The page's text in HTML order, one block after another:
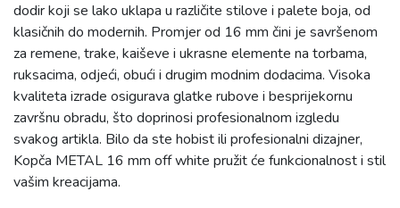
dodir koji se lako uklapa u različite stilove i palete boja, od
klasičnih do modernih. Promjer od 16 mm čini je savršenom
za remene, trake, kaiševe i ukrasne elemente na torbama,
ruksacima, odjeći, obući i drugim modnim dodacima. Visoka
kvaliteta izrade osigurava glatke rubove i besprijekornu
završnu obradu, što doprinosi profesionalnom izgledu
svakog artikla. Bilo da ste hobist ili profesionalni dizajner,
Kopča METAL 16 mm off white pružit će funkcionalnost i stil
vašim kreacijama.